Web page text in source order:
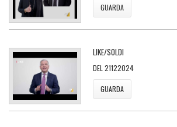
GUARDA
LIKE/SOLDI
DEL 21122024
GUARDA